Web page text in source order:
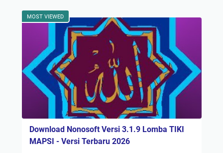
MOST VIEWED
Download Nonosoft Versi 3.1.9 Lomba TIKI
MAPSI - Versi Terbaru 2026